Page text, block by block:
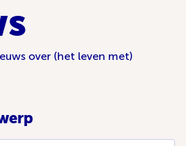
over (het leven met)